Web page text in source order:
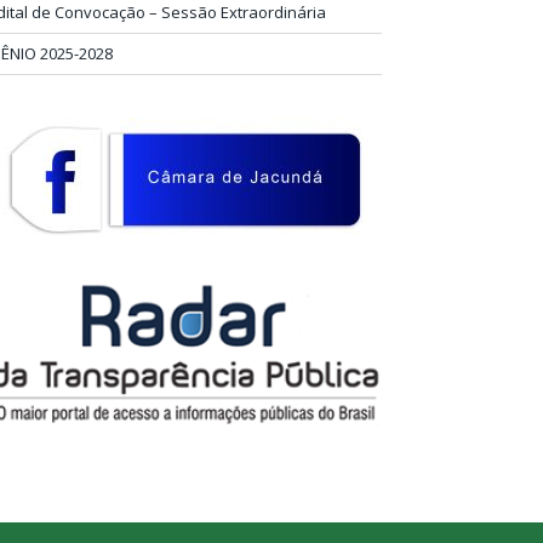
de Convocação – Sessão Extraordinária
2025-2028